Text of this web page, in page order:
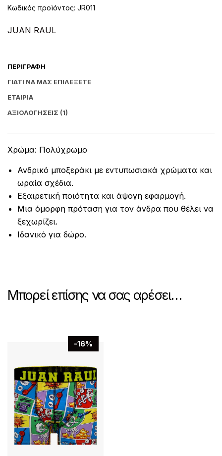
Κωδικός προϊόντος: JR011
JUAN RAUL
ΠΕΡΙΓΡΑΦΉ
ΓΙΑΤΊ ΝΑ ΜΑΣ ΕΠΙΛΈΞΕΤΕ
ΕΤΑΙΡΊΑ
ΑΞΙΟΛΟΓΉΣΕΙΣ (1)
Χρώμα: Πολύχρωμο
Ανδρικό μποξεράκι με εντυπωσιακά χρώματα και
ωραία σχέδια.
Εξαιρετική ποιότητα και άψογη εφαρμογή.
Μια όμορφη πρόταση για τον άνδρα που θέλει να
ξεχωρίζει.
Ιδανικό για δώρο.
Μπορεί επίσης να σας αρέσει…
-16%